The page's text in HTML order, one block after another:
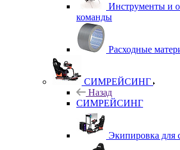
Инструменты и
команды
Расходные
СИМРЕЙСИНГ
Назад
СИМРЕЙСИНГ
Экипировка для